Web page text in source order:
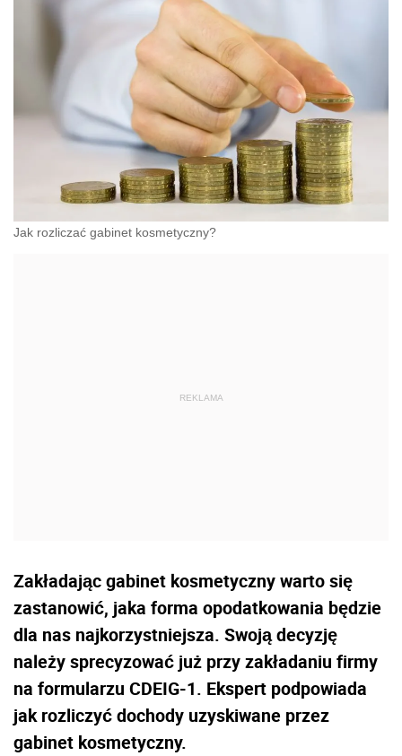
Jak rozliczać gabinet kosmetyczny?
Zakładając gabinet kosmetyczny warto się
zastanowić, jaka forma opodatkowania będzie
dla nas najkorzystniejsza. Swoją decyzję
należy sprecyzować już przy zakładaniu firmy
na formularzu CDEIG-1. Ekspert podpowiada
jak rozliczyć dochody uzyskiwane przez
gabinet kosmetyczny.